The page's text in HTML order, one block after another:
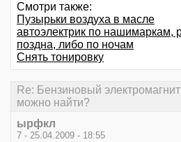
Смотри также:
Пузырьки воздуха в масле
автоэлектрик по нашимаркам,
поздна, либо по ночам
Снять тонировку
Re: Бензиновый
можно найти?
ырфкл
7 - 25.04.2009 - 18:55